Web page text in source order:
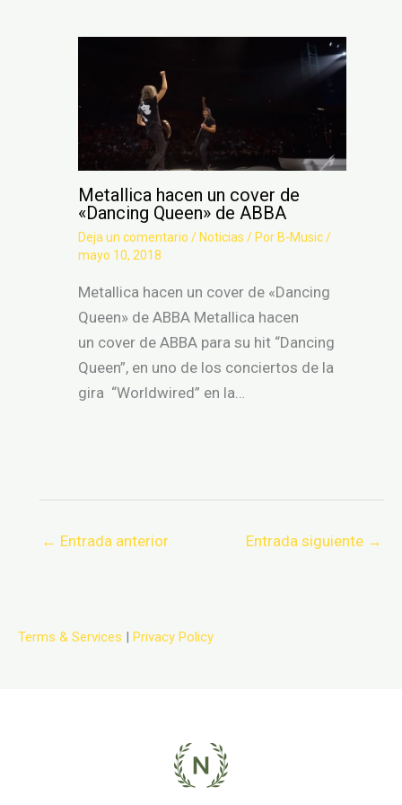
Metallica hacen un cover de
«Dancing Queen» de ABBA
Deja un comentario / Noticias / Por B-Music/
mayo 10, 2018
Metallica hacen un cover de «Dancing
Queen» de ABBA Metallica hacen
un cover de ABBA para su hit “Dancing
Queen”, en uno de los conciertos de la
gira “Worldwired” en la…
← Entrada anterior Entrada siguiente →
Terms & Services | Privacy Policy